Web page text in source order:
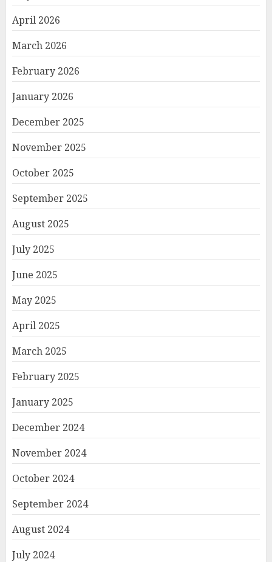
April 2026
March 2026
February 2026
January 2026
December 2025
November 2025
October 2025
September 2025
August 2025
July 2025
June 2025
May 2025
April 2025
March 2025
February 2025
January 2025
December 2024
November 2024
October 2024
September 2024
August 2024
July 2024